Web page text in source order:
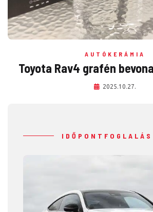
AUTÓKERÁMIA
Toyota Rav4 grafén
2025.10.27.
IDŐPONTFOGLALÁS